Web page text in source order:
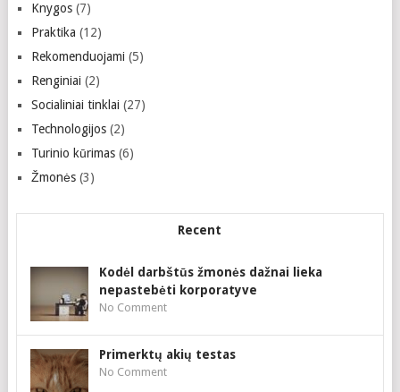
Knygos(7)
Praktika (12)
Rekomenduojami (5)
Renginiai (2)
Socialiniai tinklai (27)
Technologijos(2)
Turinio kūrimas(6)
Žmonės(3)
Recent
Kodėl darbštūs žmonės dažnai lieka
nepastebėti korporatyve
No Comment
Primerktų akių testas
No Comment